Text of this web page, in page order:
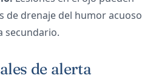
de drenaje del humor acuoso
secundario.
de alerta